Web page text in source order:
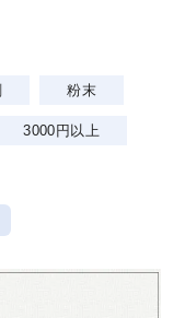
粉末
3000円以上